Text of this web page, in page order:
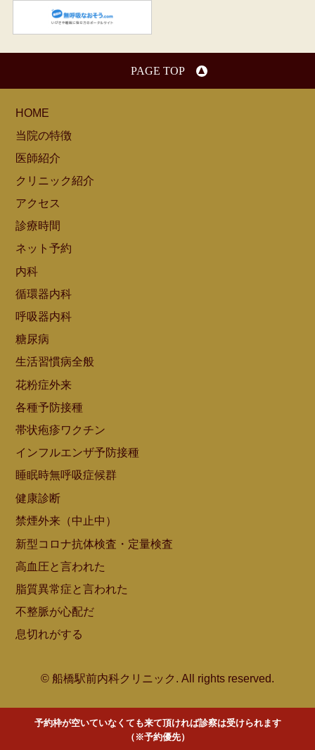
予約枠が空いていなくても来て頂ければ診察は受けられます
（※予約優先）
PAGE TOP
HOME
当院の特徴
医師紹介
クリニック紹介
アクセス
診療時間
ネット予約
内科
循環器内科
呼吸器内科
糖尿病
生活習慣病全般
花粉症外来
各種予防接種
帯状疱疹ワクチン
インフルエンザ予防接種
睡眠時無呼吸症候群
健康診断
禁煙外来（中止中）
新型コロナ抗体検査・定量検査
高血圧と言われた
脂質異常症と言われた
不整脈が心配だ
息切れがする
© 船橋駅前内科クリニック. All rights reserved.